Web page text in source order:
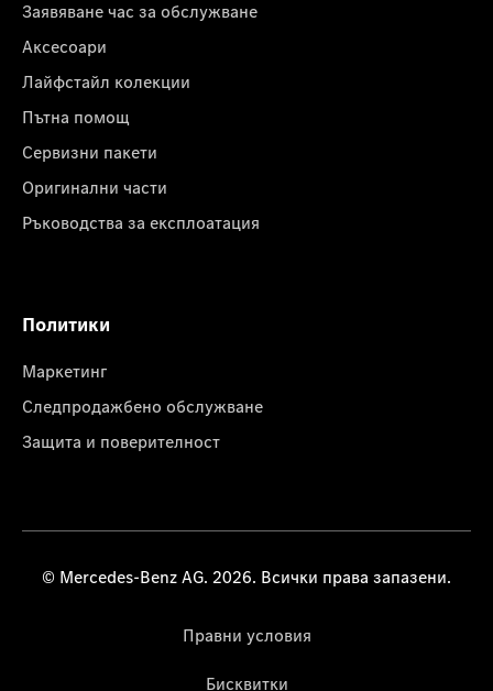
Заявяване час за обслужване
Аксесоари
Лайфстайл колекции
Пътна помощ
Сервизни пакети
Оригинални части
Ръководства за експлоатация
Политики
Маркетинг
Следпродажбено обслужване
Защита и поверителност
© Mercedes-Benz AG. 2026. Всички права запазени.
Правни условия
Бисквитки